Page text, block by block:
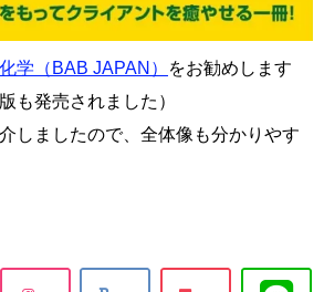
学（BAB JAPAN）
をお勧めします
も発売されました）
しましたので、全体像も分かりやす